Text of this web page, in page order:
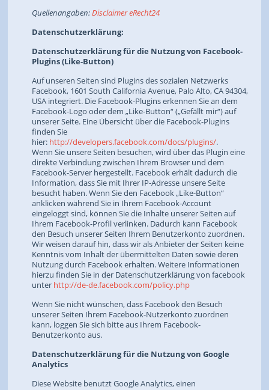
Quellenangaben:Disclaimer eRecht24
Datenschutzerklärung:
Datenschutzerklärung für die Nutzung von Facebook-
Plugins (Like-Button)
Auf unseren Seiten sind Plugins des sozialen Netzwerks
Facebook, 1601 South California Avenue, Palo Alto, CA 94304,
USA integriert. Die Facebook-Plugins erkennen Sie an dem
Facebook-Logo oder dem „Like-Button“ („Gefällt mir“) auf
unserer Seite. Eine Übersicht über die Facebook-Plugins
finden Sie
hier: http://developers.facebook.com/docs/plugins/.
Wenn Sie unsere Seiten besuchen, wird über das Plugin eine
direkte Verbindung zwischen Ihrem Browser und dem
Facebook-Server hergestellt. Facebook erhält dadurch die
Information, dass Sie mit Ihrer IP-Adresse unsere Seite
besucht haben. Wenn Sie den Facebook „Like-Button“
anklicken während Sie in Ihrem Facebook-Account
eingeloggt sind, können Sie die Inhalte unserer Seiten auf
Ihrem Facebook-Profil verlinken. Dadurch kann Facebook
den Besuch unserer Seiten Ihrem Benutzerkonto zuordnen.
Wir weisen darauf hin, dass wir als Anbieter der Seiten keine
Kenntnis vom Inhalt der übermittelten Daten sowie deren
Nutzung durch Facebook erhalten. Weitere Informationen
hierzu finden Sie in der Datenschutzerklärung von facebook
unter http://de-de.facebook.com/policy.php
Wenn Sie nicht wünschen, dass Facebook den Besuch
unserer Seiten Ihrem Facebook-Nutzerkonto zuordnen
kann, loggen Sie sich bitte aus Ihrem Facebook-
Benutzerkonto aus.
Datenschutzerklärung für die Nutzung von Google
Analytics
Diese Website benutzt Google Analytics, einen